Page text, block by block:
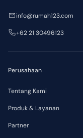
Perusahaan
Tentang Kami
Produk & Layanan
Partner
info@rumah123.com
+62 21 30496123